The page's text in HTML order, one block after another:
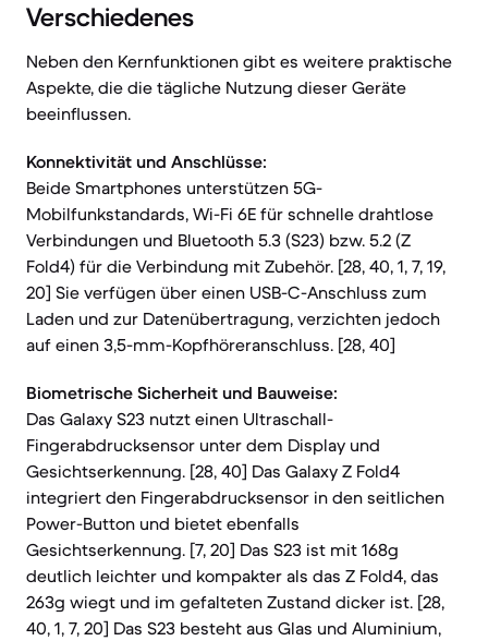
Verschiedenes
Neben den Kernfunktionen gibt es weitere praktische
Aspekte, die die tägliche Nutzung dieser Geräte
beeinflussen.
Konnektivität und Anschlüsse:
Beide Smartphones unterstützen 5G-
Mobilfunkstandards, Wi-Fi 6E für schnelle drahtlose
Verbindungen und Bluetooth 5.3 (S23) bzw. 5.2 (Z
Fold4) für die Verbindung mit Zubehör. [28, 40, 1, 7, 19,
20] Sie verfügen über einen USB-C-Anschluss zum
Laden und zur Datenübertragung, verzichten jedoch
auf einen 3,5-mm-Kopfhöreranschluss. [28, 40]
Biometrische Sicherheit und Bauweise:
Das Galaxy S23 nutzt einen Ultraschall-
Fingerabdrucksensor unter dem Display und
Gesichtserkennung. [28, 40] Das Galaxy Z Fold4
integriert den Fingerabdrucksensor in den seitlichen
Power-Button und bietet ebenfalls
Gesichtserkennung. [7, 20] Das S23 ist mit 168g
deutlich leichter und kompakter als das Z Fold4, das
263g wiegt und im gefalteten Zustand dicker ist. [28,
40, 1, 7, 20] Das S23 besteht aus Glas und Aluminium,